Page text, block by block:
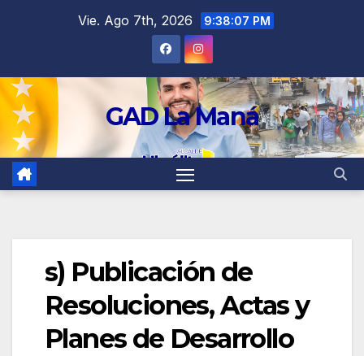
Vie. Ago 7th, 2026 9:38:07 PM
GAD La Maná
s) Publicación de
Resoluciones, Actas y
Planes de Desarrollo